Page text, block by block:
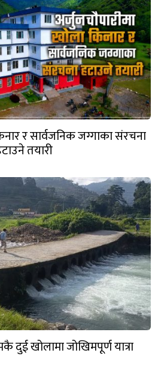
र सार्वजनिक जग्गाका संरचना
तयारी
खोलामा जोखिमपूर्ण यात्रा